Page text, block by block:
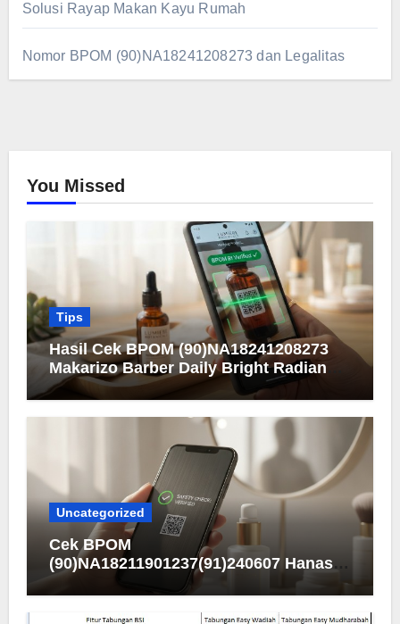
Solusi Rayap Makan Kayu Rumah
Nomor BPOM (90)NA18241208273 dan Legalitas
You Missed
Tips
Hasil Cek BPOM (90)NA18241208273
Makarizo Barber Daily Bright Radiance
Face Wash
Uncategorized
Cek BPOM
(90)NA18211901237(91)240607 Hanasui
Men Bright Active Serum